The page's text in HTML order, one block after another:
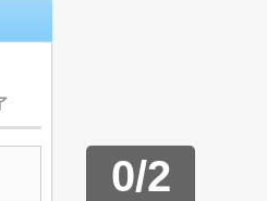
0/2